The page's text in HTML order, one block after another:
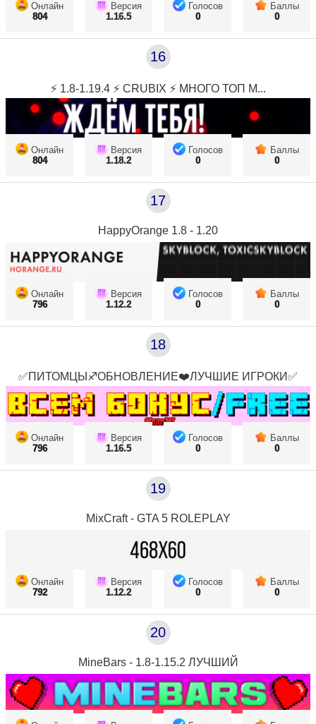
Онлайн
804
Версия
1.16.5
Голосов
0
Баллы
0
16
⚡ 1.8-1.19.4 ⚡ CRUBIX ⚡ МНОГО ТОП М...
Онлайн
804
Версия
1.18.2
Голосов
0
Баллы
0
17
HappyOrange 1.8 - 1.20
Онлайн
796
Версия
1.12.2
Голосов
0
Баллы
0
18
✅ПИТОМЦЫ♐ОБНОВЛЕНИЕ❤️ЛУЧШИЕ ИГРОКИ✅
Онлайн
796
Версия
1.16.5
Голосов
0
Баллы
0
19
MixCraft - GTA 5 ROLEPLAY
Онлайн
792
Версия
1.12.2
Голосов
0
Баллы
0
20
MineBars - 1.8-1.15.2 ЛУЧШИЙ